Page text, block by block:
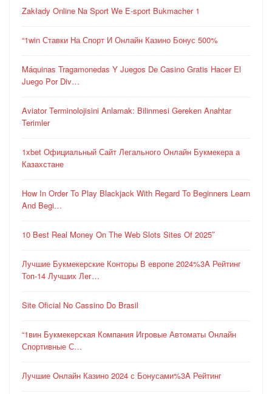
Zakłady Online Na Sport We E-sport Bukmacher 1
“1win Ставки На Спорт И Онлайн Казино Бонус 500%
Máquinas Tragamonedas Y Juegos De Casino Gratis Hacer El
Juego Por Div…
Aviator Terminolojisini Anlamak: Bilinmesi Gereken Anahtar
Terimler
1xbet Официальный Сайт Легального Онлайн Букмекера а
Казахстане
How In Order To Play Blackjack With Regard To Beginners Learn
And Begi…
10 Best Real Money On The Web Slots Sites Of 2025″
Лучшие Букмекерские Конторы В европе 2024%3A Рейтинг
Топ-14 Лучших Лег…
Site Oficial No Cassino Do Brasil
“1вин Букмекерская Компания Игровые Автоматы Онлайн
Спортивные С…
Лучшие Онлайн Казино 2024 с Бонусами%3A Рейтинг